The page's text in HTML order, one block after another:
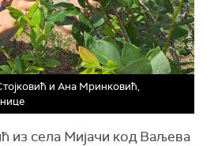
и Ана Мринковић,
из села Мијачи код Ваљева